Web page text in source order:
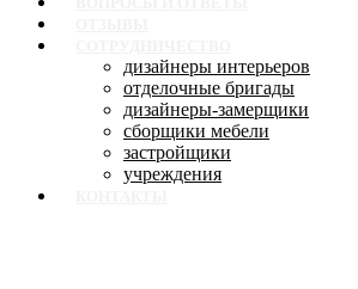
дизайнеры интерьеров
отделочные бригады
дизайнеры-замерщики
сборщики мебели
застройщики
учреждения